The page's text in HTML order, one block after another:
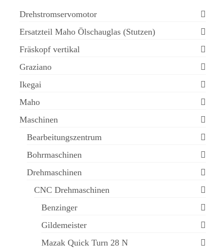
Drehstromservomotor
Ersatzteil Maho Ölschauglas (Stutzen)
Fräskopf vertikal
Graziano
Ikegai
Maho
Maschinen
Bearbeitungszentrum
Bohrmaschinen
Drehmaschinen
CNC Drehmaschinen
Benzinger
Gildemeister
Mazak Quick Turn 28 N